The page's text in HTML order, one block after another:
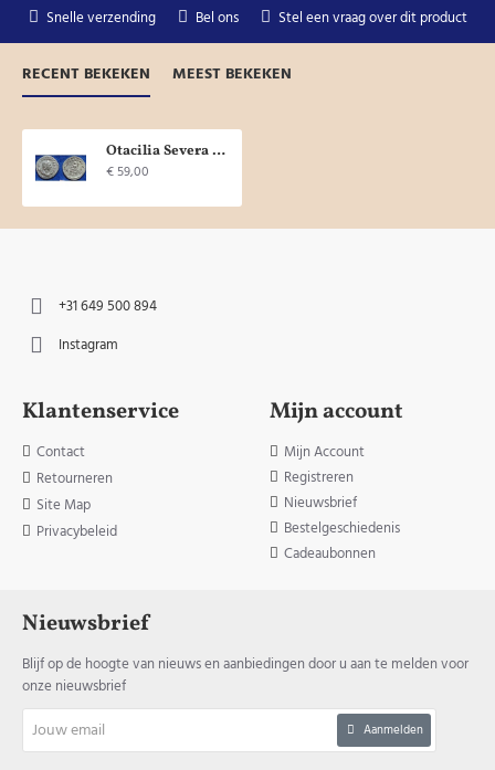
Snelle verzending Bel ons Stel een vraag over dit product
RECENT BEKEKEN MEEST BEKEKEN
Otacilia Severa CONCORDIA! (S1827)
€ 59,00
+31 649 500 894
Instagram
Klantenservice
Contact
Retourneren
Site Map
Privacybeleid
Mijn account
Mijn Account
Registreren
Nieuwsbrief
Bestelgeschiedenis
Cadeaubonnen
Nieuwsbrief
Blijf op de hoogte van nieuws en aanbiedingen door u aan te melden voor
onze nieuwsbrief
email
Aanmelden